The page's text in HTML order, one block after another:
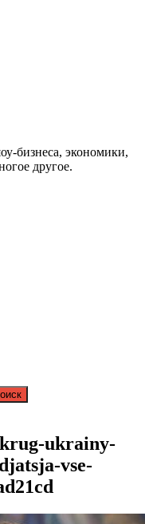
бизнеса, экономики,
другое.
ukrainy-
vse-